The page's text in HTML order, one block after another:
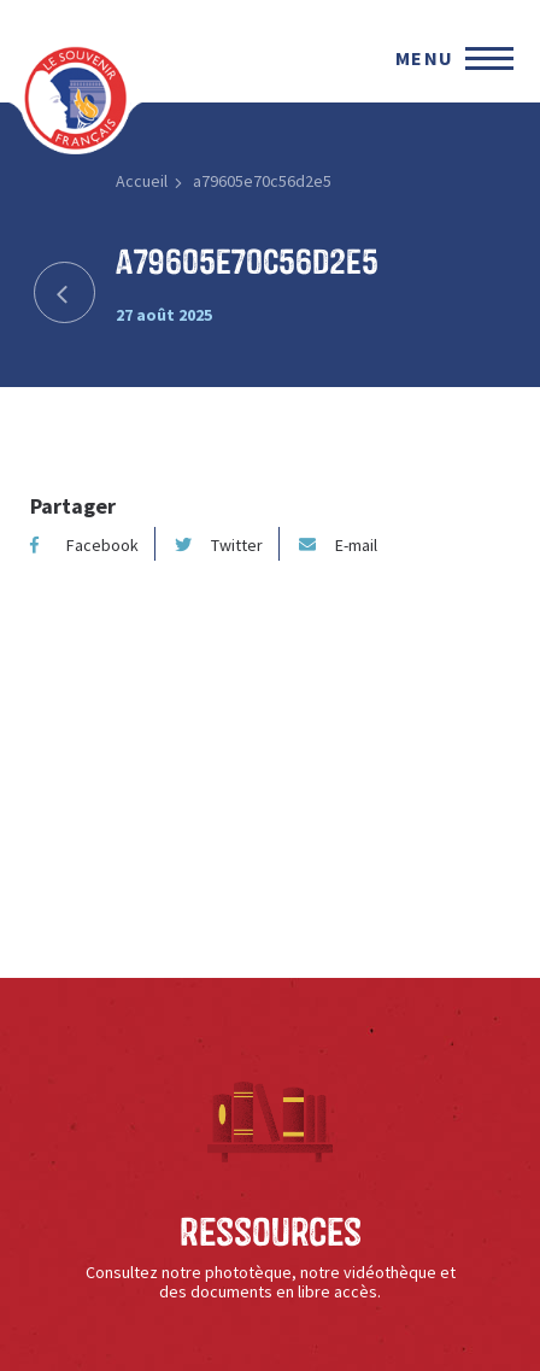
MENU
Accueil a79605e70c56d2e5
a79605e70c56d2e5
27 août 2025
Partager
Facebook Twitter E-mail
Ressources
Consultez notre phototèque, notre vidéothèque et
des documents en libre accès.